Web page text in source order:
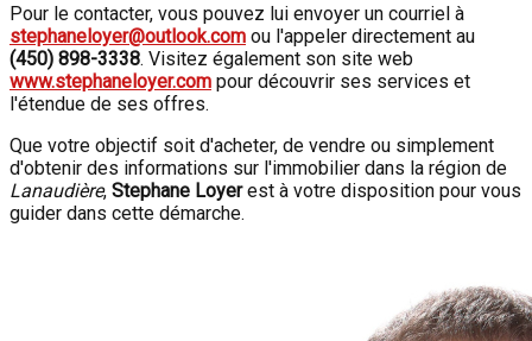
Pour le contacter, vous pouvez lui envoyer un courriel à
stephaneloyer@outlook.com ou l'appeler directement au
(450) 898-3338. Visitez également son site web
www.stephaneloyer.com pour découvrir ses services et
l'étendue de ses offres.
Que votre objectif soit d'acheter, de vendre ou simplement
d'obtenir des informations sur l'immobilier dans la région de
Lanaudière, Stephane Loyerest à votre disposition pour vous
guider dans cette démarche.